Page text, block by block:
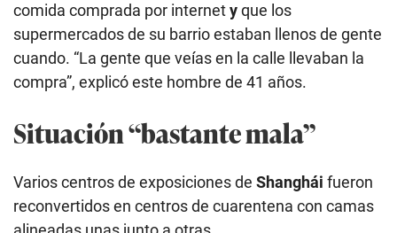
comida comprada por internetyque los
supermercados de su barrio estaban llenos de gente
cuando. “La gente que veías en la calle llevaban la
compra”, explicó este hombre de 41 años.
Situación “bastante mala”
Varios centros de exposiciones de Shanghái fueron
reconvertidos en centros de cuarentena con camas